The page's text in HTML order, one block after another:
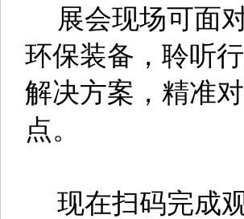
展会现场可面
环保装备，聆听
解决方案，精准
点。
现在扫码完成